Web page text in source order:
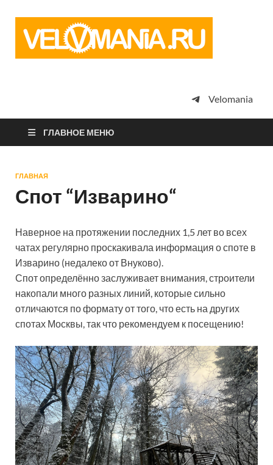
просто
Velomania
ГЛАВНОЕ МЕНЮ
ГЛАВНАЯ
Спот “Изварино“
Наверное на протяжении последних 1,5 лет во всех
чатах регулярно проскакивала информация о споте в
Изварино (недалеко от Внуково).
Спот определённо заслуживает внимания, строители
накопали много разных линий, которые сильно
отличаются по формату от того, что есть на других
спотах Москвы, так что рекомендуем к посещению!